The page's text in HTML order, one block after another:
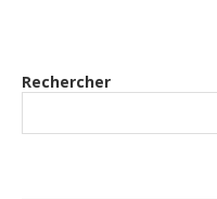
Rechercher